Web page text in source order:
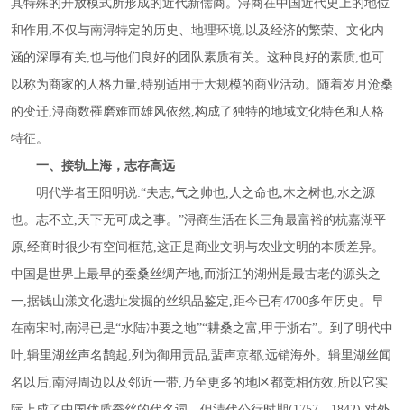
其特殊的开放模式所形成的近代新儒商。浔商在中国近代史上的地位
和作用,不仅与南浔特定的历史、地理环境,以及经济的繁荣、文化内
涵的深厚有关,也与他们良好的团队素质有关。这种良好的素质,也可
以称为商家的人格力量,特别适用于大规模的商业活动。随着岁月沧桑
的变迁,浔商数罹磨难而雄风依然,构成了独特的地域文化特色和人格
特征。
一、接轨上海，志存高远
明代学者王阳明说:“夫志,气之帅也,人之命也,木之树也,水之源
也。志不立,天下无可成之事。”浔商生活在长三角最富裕的杭嘉湖平
原,经商时很少有空间框范,这正是商业文明与农业文明的本质差异。
中国是世界上最早的蚕桑丝绸产地,而浙江的湖州是最古老的源头之
一,据钱山漾文化遗址发掘的丝织品鉴定,距今已有4700多年历史。早
在南宋时,南浔已是“水陆冲要之地”“耕桑之富,甲于浙右”。到了明代中
叶,辑里湖丝声名鹊起,列为御用贡品,蜚声京都,远销海外。辑里湖丝闻
名以后,南浔周边以及邻近一带,乃至更多的地区都竞相仿效,所以它实